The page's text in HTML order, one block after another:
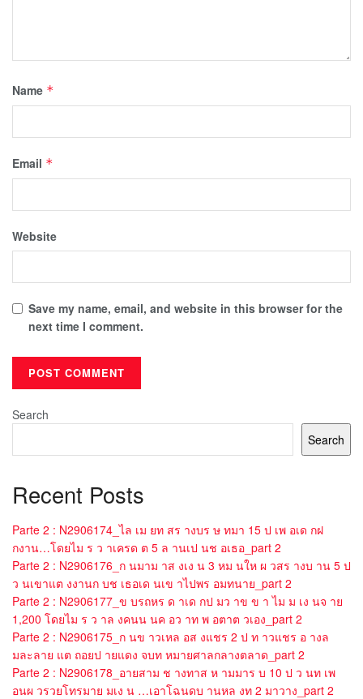
Name *
Email *
Website
Save my name, email, and website in this browser for the
next time I comment.
Search
Search
Recent Posts
Parte 2 : N2906174_ไล เม ยท สร างบร ษ ทมา 15 ป เพ อเด กฝ
กงาน…โดยไม ร ว าเครด ต 5 ล านเป นช อเธอ_part 2
Parte 2 : N2906176_ก นมาม าส งเง น 3 หม นให ผ วสร างบ าน 5 ป
ว นเขาแต งงานก บช เธอเด นเข าไปพร อมทนาย_part 2
Parte 2 : N2906177_ข บรถหร ด าเด กป มว าข ข า ไม ม เง นจ าย
1,200 โดยไม ร ว าล งคนน นค อว าท พ อตาต วเอง_part 2
Parte 2 : N2906175_ก นข าวเหล อส งแชร 2 ป ท าวแชร อ างล
มละลาย แต ถอยป ายแดง จบท หมายศาลกลางตลาด_part 2
Parte 2 : N2906178_อายสาม ช างทาส ห ามมาร บ 10 ป ว นท เพ
อนผ วรวยโทรมาย มเง น …เอาโฉนดบ านหล งท 2 มาวาง_part 2